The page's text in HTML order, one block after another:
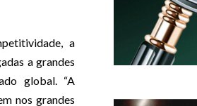
a
a grandes
global. “A
nos grandes